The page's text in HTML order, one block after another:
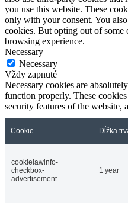
you use this website. These
only with your consent. You
cookies. But opting out of some
browsing experience.
Necessary
Necessary
Vždy zapnuté
Necessary cookies are
function properly. These
security features of the website,
Cookie Dĺžka
cookielawinfo-
checkbox-
advertisement
1 year